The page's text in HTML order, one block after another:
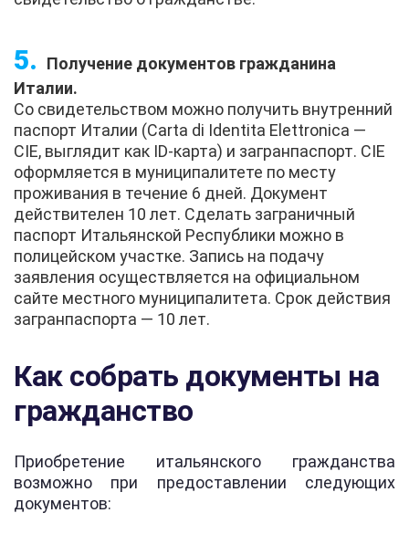
Получение документов гражданина
Италии.
Со свидетельством можно получить внутренний
паспорт Италии (Carta di Identita Elettronica —
CIE, выглядит как ID-карта) и загранпаспорт. CIE
оформляется в муниципалитете по месту
проживания в течение 6 дней. Документ
действителен 10 лет. Сделать заграничный
паспорт Итальянской Республики можно в
полицейском участке. Запись на подачу
заявления осуществляется на официальном
сайте местного муниципалитета. Срок действия
загранпаспорта — 10 лет.
Как собрать документы на
гражданство
Приобретение итальянского гражданства
возможно при предоставлении следующих
документов: